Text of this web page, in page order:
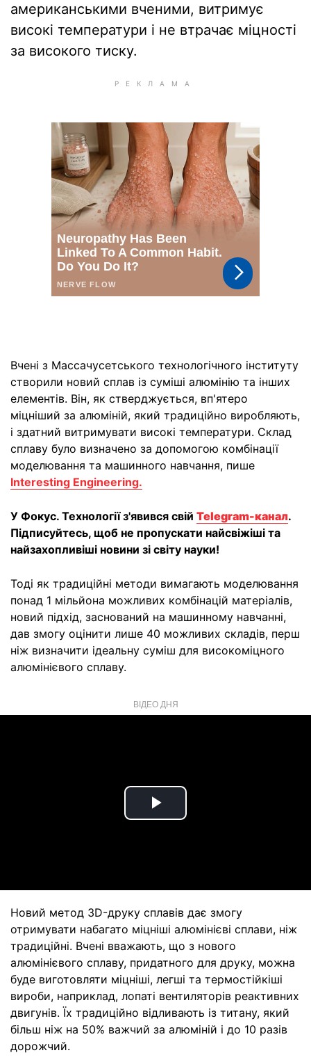
американськими вченими, витримує
високі температури і не втрачає міцності
за високого тиску.
Вчені з Массачусетського технологічного інституту
створили новий сплав із суміші алюмінію та інших
елементів. Він, як стверджується, вп'ятеро
міцніший за алюміній, який традиційно виробляють,
і здатний витримувати високі температури. Склад
сплаву було визначено за допомогою комбінації
моделювання та машинного навчання, пише
Interesting Engineering.
У Фокус. Технології з'явився свій Telegram-канал.
Підписуйтесь, щоб не пропускати найсвіжіші та
найзахопливіші новини зі світу науки!
Тоді як традиційні методи вимагають моделювання
понад 1 мільйона можливих комбінацій матеріалів,
новий підхід, заснований на машинному навчанні,
дав змогу оцінити лише 40 можливих складів, перш
ніж визначити ідеальну суміш для високоміцного
алюмінієвого сплаву.
ВІДЕО ДНЯ
Play
Новий метод 3D-друку сплавів дає змогу
отримувати набагато міцніші алюмінієві сплави, ніж
традиційні. Вчені вважають, що з нового
алюмінієвого сплаву, придатного для друку, можна
буде виготовляти міцніші, легші та термостійкіші
вироби, наприклад, лопаті вентиляторів реактивних
двигунів. Їх традиційно відливають із титану, який
більш ніж на 50% важчий за алюміній і до 10 разів
дорожчий.